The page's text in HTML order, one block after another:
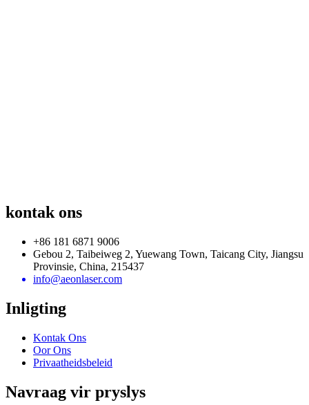
kontak ons
+86 181 6871 9006
Gebou 2, Taibeiweg 2, Yuewang Town, Taicang City, Jiangsu
Provinsie, China, 215437
info@aeonlaser.com
Inligting
Kontak Ons
Oor Ons
Privaatheidsbeleid
Navraag vir pryslys